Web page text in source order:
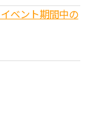
ベント期間中の